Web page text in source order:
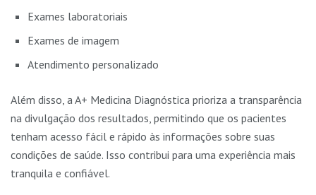
Exames laboratoriais
Exames de imagem
Atendimento personalizado
Além disso, a A+ Medicina Diagnóstica prioriza a transparência
na divulgação dos resultados, permitindo que os pacientes
tenham acesso fácil e rápido às informações sobre suas
condições de saúde. Isso contribui para uma experiência mais
tranquila e confiável.